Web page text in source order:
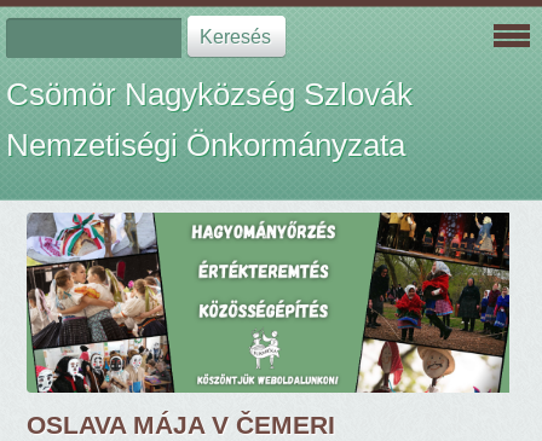
Csömör Nagyközség Szlovák
Nemzetiségi Önkormányzata
OSLAVA MÁJA V ČEMERI